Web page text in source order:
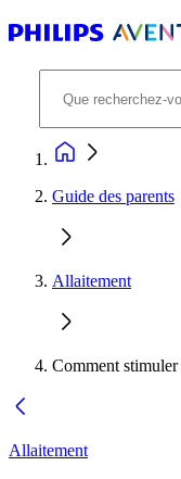
Guide des parents
Allaitement
Comment
Allaitement